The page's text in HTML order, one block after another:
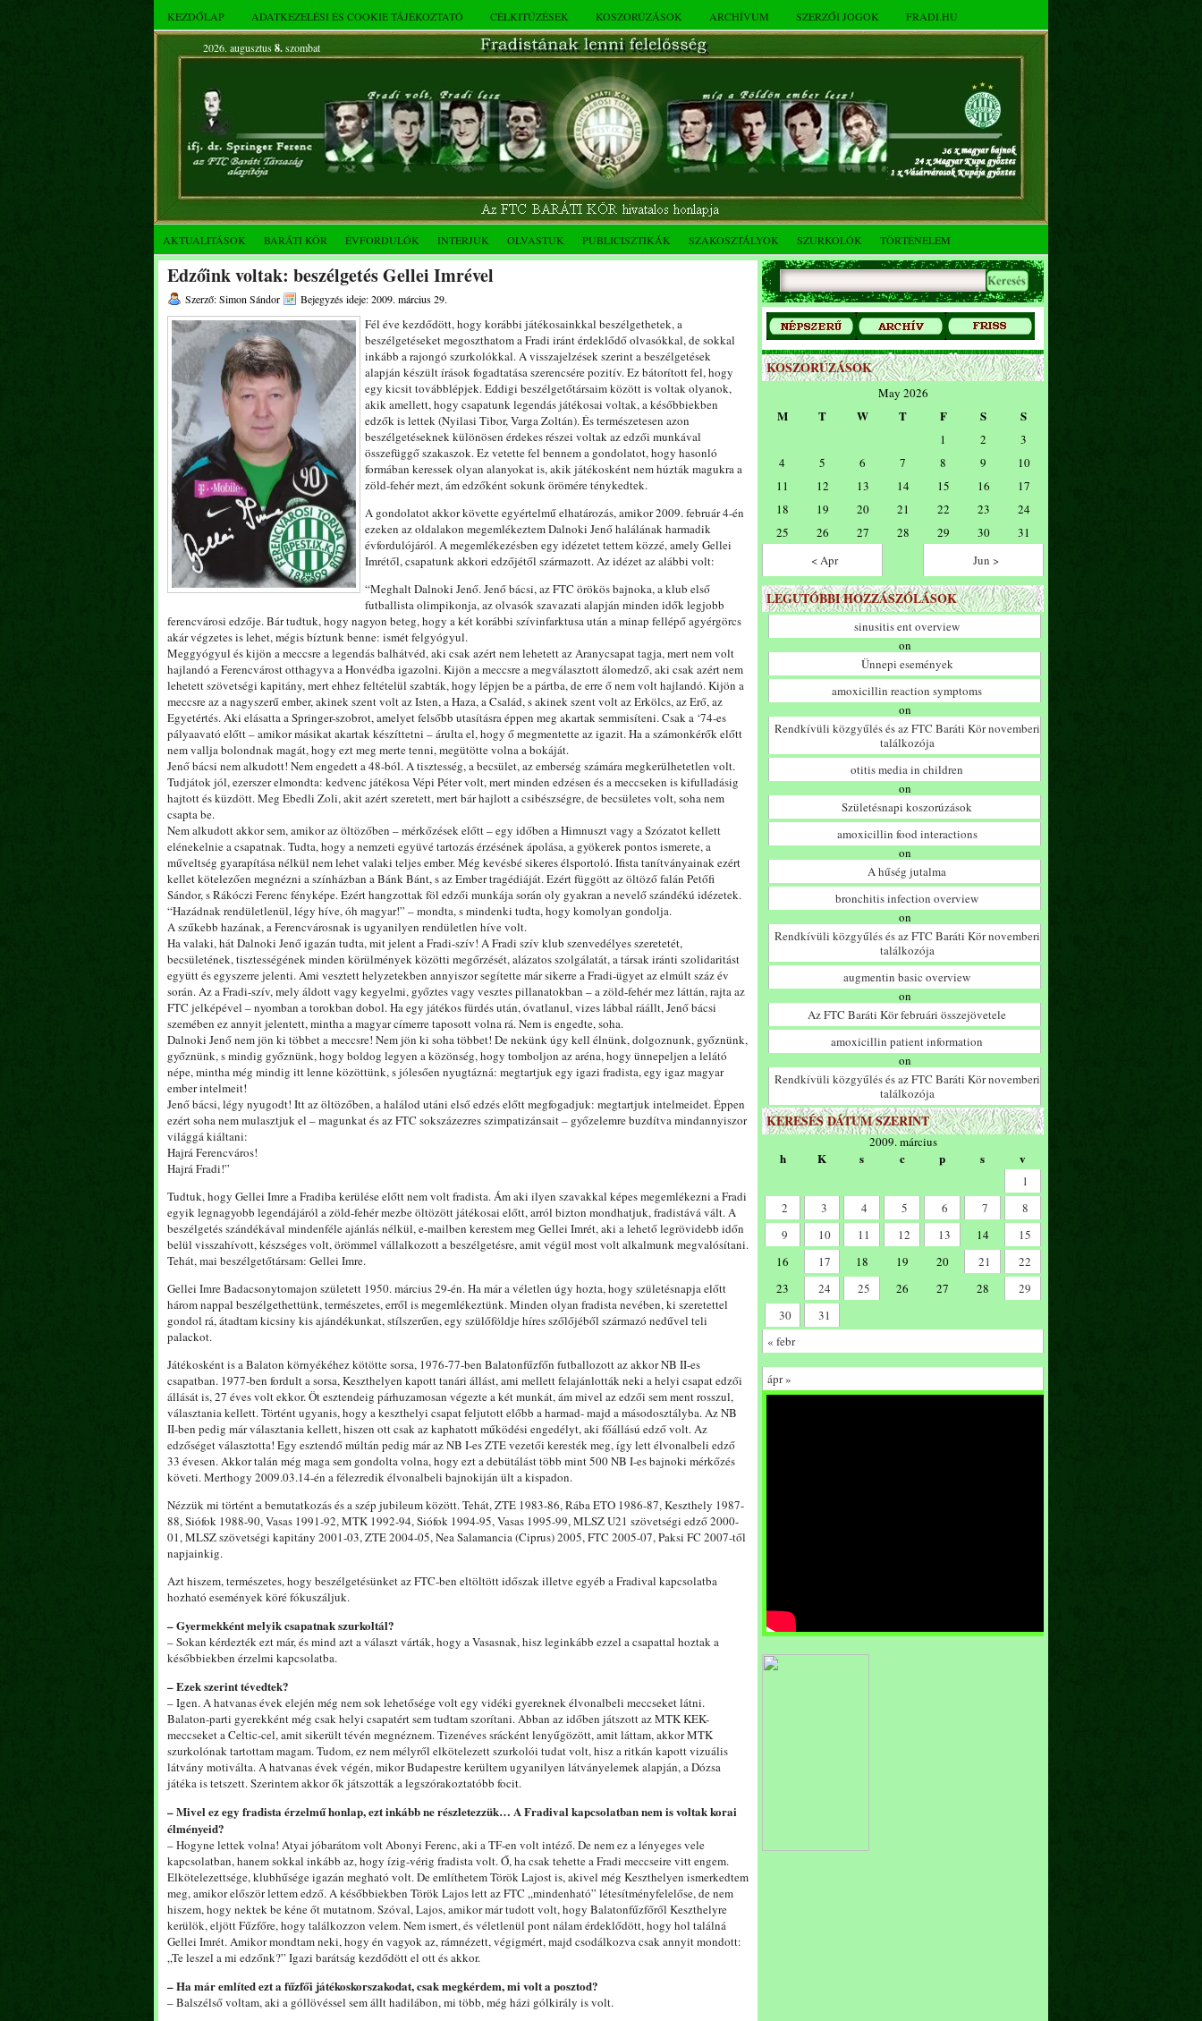
KEZDŐLAP ADATKEZELÉSI ÉS COOKIE TÁJÉKOZTATÓ CÉLKITŰZÉSEK KOSZORÚZÁSOK ARCHÍVUM SZERZŐI JOGOK FRADI.HU
2026. augusztus 8.szombat
AKTUALITÁSOK BARÁTI KÖR ÉVFORDULÓK INTERJÚK OLVASTUK PUBLICISZTIKÁK SZAKOSZTÁLYOK SZURKOLÓK TÖRTÉNELEM
Edzőink voltak: beszélgetés Gellei Imrével
Szerző: Simon Sándor Bejegyzés ideje: 2009. március 29.
Fél éve kezdődött, hogy korábbi játékosainkkal beszélgethetek, a
beszélgetéseket megoszthatom a Fradi iránt érdeklődő olvasókkal, de sokkal
inkább a rajongó szurkolókkal. A visszajelzések szerint a beszélgetések
alapján készült írások fogadtatása szerencsére pozitív. Ez bátorított fel, hogy
egy kicsit továbblépjek. Eddigi beszélgetőtársaim között is voltak olyanok,
akik amellett, hogy csapatunk legendás játékosai voltak, a későbbiekben
edzők is lettek (Nyilasi Tibor, Varga Zoltán). És természetesen azon
beszélgetéseknek különösen érdekes részei voltak az edzői munkával
összefüggő szakaszok. Ez vetette fel bennem a gondolatot, hogy hasonló
formában keressek olyan alanyokat is, akik játékosként nem húzták magukra a
zöld-fehér mezt, ám edzőként sokunk örömére ténykedtek.
A gondolatot akkor követte egyértelmű elhatározás, amikor 2009. február 4-én
ezeken az oldalakon megemlékeztem Dalnoki Jenő halálának harmadik
évfordulójáról. A megemlékezésben egy idézetet tettem közzé, amely Gellei
Imrétől, csapatunk akkori edzőjétől származott. Az idézet az alábbi volt:
“Meghalt Dalnoki Jenő. Jenő bácsi, az FTC örökös bajnoka, a klub első
futballista olimpikonja, az olvasók szavazati alapján minden idők legjobb
ferencvárosi edzője. Bár tudtuk, hogy nagyon beteg, hogy a két korábbi szívinfarktusa után a minap fellépő agyérgörcs
akár végzetes is lehet, mégis bíztunk benne: ismét felgyógyul.
Meggyógyul és kijön a meccsre a legendás balhátvéd, aki csak azért nem lehetett az Aranycsapat tagja, mert nem volt
hajlandó a Ferencvárost otthagyva a Honvédba igazolni. Kijön a meccsre a megválasztott álomedző, aki csak azért nem
lehetett szövetségi kapitány, mert ehhez feltételül szabták, hogy lépjen be a pártba, de erre ő nem volt hajlandó. Kijön a
meccsre az a nagyszerű ember, akinek szent volt az Isten, a Haza, a Család, s akinek szent volt az Erkölcs, az Erő, az
Egyetértés. Aki elásatta a Springer-szobrot, amelyet felsőbb utasításra éppen meg akartak semmisíteni. Csak a ‘74-es
pályaavató előtt – amikor másikat akartak készíttetni – árulta el, hogy ő megmentette az igazit. Ha a számonkérők előtt
nem vallja bolondnak magát, hogy ezt meg merte tenni, megütötte volna a bokáját.
Jenő bácsi nem alkudott! Nem engedett a 48-ból. A tisztesség, a becsület, az emberség számára megkerülhetetlen volt.
Tudjátok jól, ezerszer elmondta: kedvenc játékosa Vépi Péter volt, mert minden edzésen és a meccseken is kifulladásig
hajtott és küzdött. Meg Ebedli Zoli, akit azért szeretett, mert bár hajlott a csibészségre, de becsületes volt, soha nem
csapta be.
Nem alkudott akkor sem, amikor az öltözőben – mérkőzések előtt – egy időben a Himnuszt vagy a Szózatot kellett
elénekelnie a csapatnak. Tudta, hogy a nemzeti együvé tartozás érzésének ápolása, a gyökerek pontos ismerete, a
műveltség gyarapítása nélkül nem lehet valaki teljes ember. Még kevésbé sikeres élsportoló. Ifista tanítványainak ezért
kellet kötelezően megnézni a színházban a Bánk Bánt, s az Ember tragédiáját. Ezért függött az öltöző falán Petőfi
Sándor, s Rákóczi Ferenc fényképe. Ezért hangzottak föl edzői munkája során oly gyakran a nevelő szándékú idézetek.
“Hazádnak rendületlenül, légy híve, óh magyar!” – mondta, s mindenki tudta, hogy komolyan gondolja.
A szűkebb hazának, a Ferencvárosnak is ugyanilyen rendületlen híve volt.
Ha valaki, hát Dalnoki Jenő igazán tudta, mit jelent a Fradi-szív! A Fradi szív klub szenvedélyes szeretetét,
becsületének, tisztességének minden körülmények közötti megőrzését, alázatos szolgálatát, a társak iránti szolidaritást
együtt és egyszerre jelenti. Ami vesztett helyzetekben annyiszor segítette már sikerre a Fradi-ügyet az elmúlt száz év
során. Az a Fradi-szív, mely áldott vagy kegyelmi, győztes vagy vesztes pillanatokban – a zöld-fehér mez láttán, rajta az
FTC jelképével – nyomban a torokban dobol. Ha egy játékos fürdés után, óvatlanul, vizes lábbal ráállt, Jenő bácsi
szemében ez annyit jelentett, mintha a magyar címerre taposott volna rá. Nem is engedte, soha.
Dalnoki Jenő nem jön ki többet a meccsre! Nem jön ki soha többet! De nekünk úgy kell élnünk, dolgoznunk, győznünk,
győznünk, s mindig győznünk, hogy boldog legyen a közönség, hogy tomboljon az aréna, hogy ünnepeljen a lelátó
népe, mintha még mindig itt lenne közöttünk, s jólesően nyugtázná: megtartjuk egy igazi fradista, egy igaz magyar
ember intelmeit!
Jenő bácsi, légy nyugodt! Itt az öltözőben, a halálod utáni első edzés előtt megfogadjuk: megtartjuk intelmeidet. Éppen
ezért soha nem mulasztjuk el – magunkat és az FTC sokszázezres szimpatizánsait – győzelemre buzdítva mindannyiszor
világgá kiáltani:
Hajrá Ferencváros!
Hajrá Fradi!”
Tudtuk, hogy Gellei Imre a Fradiba kerülése előtt nem volt fradista. Ám aki ilyen szavakkal képes megemlékezni a Fradi
egyik legnagyobb legendájáról a zöld-fehér mezbe öltözött játékosai előtt, arról bizton mondhatjuk, fradistává vált. A
beszélgetés szándékával mindenféle ajánlás nélkül, e-mailben kerestem meg Gellei Imrét, aki a lehető legrövidebb időn
belül visszahívott, készséges volt, örömmel vállalkozott a beszélgetésre, amit végül most volt alkalmunk megvalósítani.
Tehát, mai beszélgetőtársam: Gellei Imre.
Gellei Imre Badacsonytomajon született 1950. március 29-én. Ha már a véletlen úgy hozta, hogy születésnapja előtt
három nappal beszélgethettünk, természetes, erről is megemlékeztünk. Minden olyan fradista nevében, ki szeretettel
gondol rá, átadtam kicsiny kis ajándékunkat, stílszerűen, egy szülőföldje híres szőlőjéből származó nedűvel teli
palackot.
Játékosként is a Balaton környékéhez kötötte sorsa, 1976-77-ben Balatonfűzfőn futballozott az akkor NB II-es
csapatban. 1977-ben fordult a sorsa, Keszthelyen kapott tanári állást, ami mellett felajánlották neki a helyi csapat edzői
állását is, 27 éves volt ekkor. Öt esztendeig párhuzamosan végezte a két munkát, ám mivel az edzői sem ment rosszul,
választania kellett. Történt ugyanis, hogy a keszthelyi csapat feljutott előbb a harmad- majd a másodosztályba. Az NB
II-ben pedig már választania kellett, hiszen ott csak az kaphatott működési engedélyt, aki főállású edző volt. Az
edzőséget választotta! Egy esztendő múltán pedig már az NB I-es ZTE vezetői keresték meg, így lett élvonalbeli edző
33 évesen. Akkor talán még maga sem gondolta volna, hogy ezt a debütálást több mint 500 NB I-es bajnoki mérkőzés
követi. Merthogy 2009.03.14-én a félezredik élvonalbeli bajnokiján ült a kispadon.
Nézzük mi történt a bemutatkozás és a szép jubileum között. Tehát, ZTE 1983-86, Rába ETO 1986-87, Keszthely 1987-
88, Siófok 1988-90, Vasas 1991-92, MTK 1992-94, Siófok 1994-95, Vasas 1995-99, MLSZ U21 szövetségi edző 2000-
01, MLSZ szövetségi kapitány 2001-03, ZTE 2004-05, Nea Salamancia (Ciprus) 2005, FTC 2005-07, Paksi FC 2007-től
napjainkig.
Azt hiszem, természetes, hogy beszélgetésünket az FTC-ben eltöltött időszak illetve egyéb a Fradival kapcsolatba
hozható események köré fókuszáljuk.
– Gyermekként melyik csapatnak szurkoltál?
– Sokan kérdezték ezt már, és mind azt a választ várták, hogy a Vasasnak, hisz leginkább ezzel a csapattal hoztak a
későbbiekben érzelmi kapcsolatba.
– Ezek szerint tévedtek?
– Igen. A hatvanas évek elején még nem sok lehetősége volt egy vidéki gyereknek élvonalbeli meccseket látni.
Balaton-parti gyerekként még csak helyi csapatért sem tudtam szorítani. Abban az időben játszott az MTK KEK-
meccseket a Celtic-cel, amit sikerült tévén megnéznem. Tizenéves srácként lenyűgözött, amit láttam, akkor MTK
szurkolónak tartottam magam. Tudom, ez nem mélyről elkötelezett szurkolói tudat volt, hisz a ritkán kapott vizuális
látvány motiválta. A hatvanas évek végén, mikor Budapestre kerültem ugyanilyen látványelemek alapján, a Dózsa
játéka is tetszett. Szerintem akkor ők játszották a legszórakoztatóbb focit.
– Mivel ez egy fradista érzelmű honlap, ezt inkább ne részletezzük… A Fradival kapcsolatban nem is voltak korai
élményeid?
– Hogyne lettek volna! Atyai jóbarátom volt Abonyi Ferenc, aki a TF-en volt intéző. De nem ez a lényeges vele
kapcsolatban, hanem sokkal inkább az, hogy ízig-vérig fradista volt. Ő, ha csak tehette a Fradi meccseire vitt engem.
Elkötelezettsége, klubhűsége igazán megható volt. De említhetem Török Lajost is, akivel még Keszthelyen ismerkedtem
meg, amikor először lettem edző. A későbbiekben Török Lajos lett az FTC „mindenható” létesítményfelelőse, de nem
hiszem, hogy nektek be kéne őt mutatnom. Szóval, Lajos, amikor már tudott volt, hogy Balatonfűzfőről Keszthelyre
kerülök, eljött Fűzfőre, hogy találkozzon velem. Nem ismert, és véletlenül pont nálam érdeklődött, hogy hol találná
Gellei Imrét. Amikor mondtam neki, hogy én vagyok az, rámnézett, végigmért, majd csodálkozva csak annyit mondott:
„Te leszel a mi edzőnk?” Igazi barátság kezdődött el ott és akkor.
– Ha már említed ezt a fűzfői játékoskorszakodat, csak megkérdem, mi volt a posztod?
– Balszélső voltam, aki a góllövéssel sem állt hadilábon, mi több, még házi gólkirály is volt.
KOSZORÚZÁSOK
May 2026
M T W T F S S
1 2
3
4
5 6 7 8 9
10
11
12 13 14 15 16
17
18
19 20 21 22 23
24
25
26 27 28 29 30
31
< Apr
Jun >
LEGUTÓBBI HOZZÁSZÓLÁSOK
sinusitis ent overview
on
Ünnepi események
amoxicillin reaction symptoms
on
Rendkívüli közgyűlés és az FTC Baráti Kör novemberi
találkozója
otitis media in children
on
Születésnapi koszorúzások
amoxicillin food interactions
on
A hűség jutalma
bronchitis infection overview
on
Rendkívüli közgyűlés és az FTC Baráti Kör novemberi
találkozója
augmentin basic overview
on
Az FTC Baráti Kör februári összejövetele
amoxicillin patient information
on
Rendkívüli közgyűlés és az FTC Baráti Kör novemberi
találkozója
KERESÉS DÁTUM SZERINT
2009. március
h K s c p s v
1
2
3 4 5 6 7
8
9
10 11 12 13 14
15
16
17 18 19 20 21
22
23
24 25 26 27 28
29
30
31
« febr
ápr »